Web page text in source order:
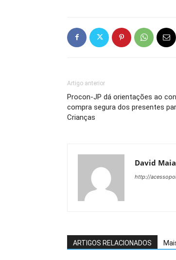
Artigo anterior
Procon-JP dá orientações ao
compra segura dos presentes
Crianças
David Maia
http://
ARTIGOS RELACIONADOS